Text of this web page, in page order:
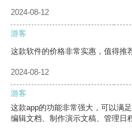
2024-08-12
游客
这款软件的价格非常实惠，值得推
2024-08-12
游客
这款app的功能非常强大，可以满
编辑文档、制作演示文稿、管理日